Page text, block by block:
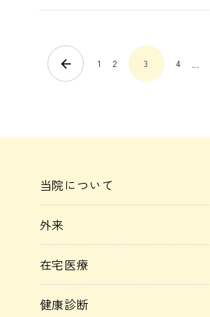
arrow_back 1 2 3 4
当院について
外来
在宅医療
健康診断